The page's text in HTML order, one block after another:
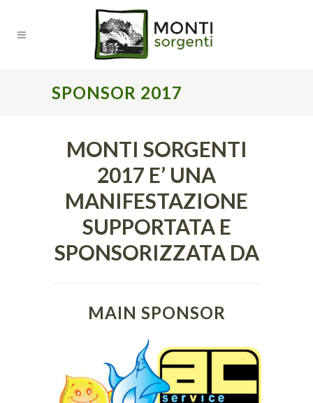
SPONSOR 2017
MONTI SORGENTI
2017 E’ UNA
MANIFESTAZIONE
SUPPORTATA E
SPONSORIZZATA DA
MAIN SPONSOR